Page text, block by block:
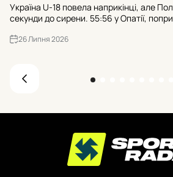
Україна U-18 повела наприкінці, але
секунди до сирени. 55:56 у Опатії,
26 Липня 2026